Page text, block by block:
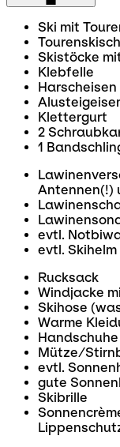
Ski mit
Skistöcke
Klebfelle
Harscheisen
Klettergurt
2
1
Antennen(!)
evtl.
evtl. Skihelm
Rucksack
Windjacke
Skihose
Warme
Mütze/
evtl.
gute
Skibrille